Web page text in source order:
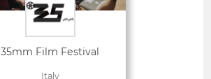
35mm Film Festival
Italy